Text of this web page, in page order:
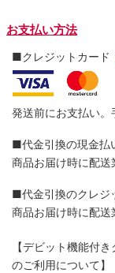
お支払い方法
■クレジットカード
発送前にお支払い。
■代金引換の現金払
商品お届け時に配送
■代金引換のクレ
商品お届け時に配送
【デビット機能付
のご利用について】